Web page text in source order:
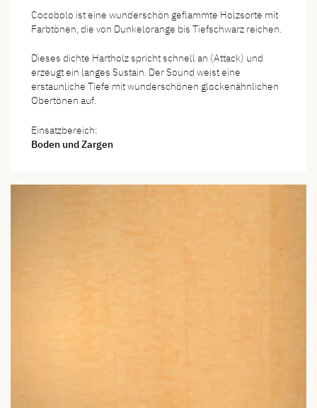
Cocobolo ist eine wunderschön geflammte Holzsorte mit
Farbtönen, die von Dunkelorange bis Tiefschwarz reichen.
Dieses dichte Hartholz spricht schnell an (Attack) und
erzeugt ein langes Sustain. Der Sound weist eine
erstaunliche Tiefe mit wunderschönen glockenähnlichen
Obertönen auf.
Einsatzbereich:
Boden und Zargen